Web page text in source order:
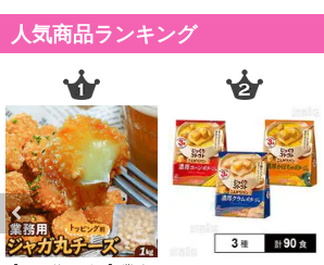
注意事項
人気商品ランキング
Previous